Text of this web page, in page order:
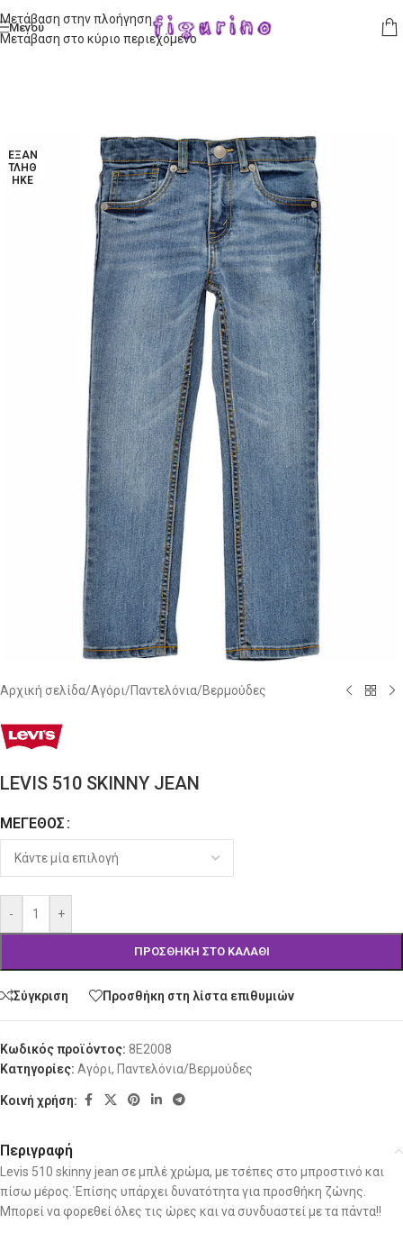
Μετάβαση στην πλοήγηση
Μετάβαση στο κύριο περιεχόμενο
Μενού
ΕΞΑΝ
ΤΛΉΘ
ΗΚΕ
Αρχική σελίδα/Αγόρι/Παντελόνια/Βερμούδες
LEVIS 510 SKINNY JEAN
ΜΈΓΕΘΟΣ
- +
ΠΡΟΣΘΉΚΗ ΣΤΟ ΚΑΛΆΘΙ
Alternative:
Σύγκριση Προσθήκη στη λίστα επιθυμιών
Κωδικός προϊόντος: 8E2008
Κατηγορίες: Αγόρι, Παντελόνια/Βερμούδες
Κοινή χρήση:
Περιγραφή
Levis 510 skinny jean σε μπλέ χρώμα, με τσέπες στο μπροστινό και
πίσω μέρος.΄Επίσης υπάρχει δυνατότητα για προσθήκη ζώνης.
Μπορεί να φορεθεί όλες τις ώρες και να συνδυαστεί με τα πάντα!!